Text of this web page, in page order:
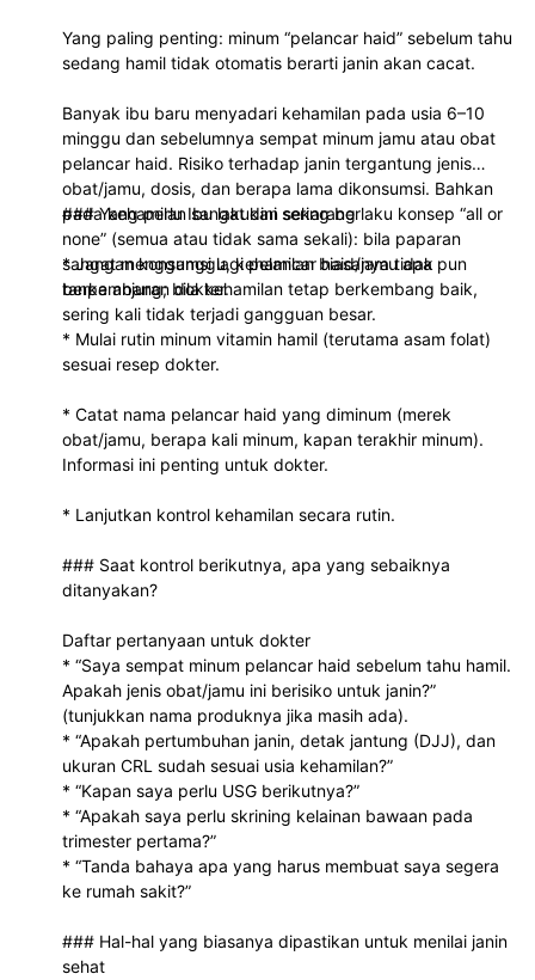
dapat membantu
haid. Namun perlu
untuk mengatasi
menstruasi termasuk obat
hormonal yang
harus sesuai petunjuk
1. Norethisterone
Norethisterone termasuk
satu obat yang sering
untuk membantu
gangguan menstruasi
Manfaat
Membantu mengatur
menstruasi.
Digunakan pada
Membantu mengatasi
yang tidak teratur.
Perkiraan Harga
merek dan dosis,
Obat ini tidak boleh
sembarangan dan
anjuran dokter.
2. Medroxyprogesterone
Obat ini mengandung
progesteron sintetis yang
gangguan menstruasi
atau tidak haid.
Yang paling penting: minum “pelancar haid” sebelum tahu
sedang hamil tidak otomatis berarti janin akan cacat.
Banyak ibu baru menyadari kehamilan pada usia 6–10
minggu dan sebelumnya sempat minum jamu atau obat
pelancar haid. Risiko terhadap janin tergantung jenis
obat/jamu, dosis, dan berapa lama dikonsumsi. Bahkan
pada kehamilan sangat dini sering berlaku konsep “all or
none” (semua atau tidak sama sekali): bila paparan
sangat mengganggu, kehamilan biasanya tidak
berkembang; bila kehamilan tetap berkembang baik,
sering kali tidak terjadi gangguan besar.
### Yang perlu Ibu lakukan sekarang
* Jangan konsumsi lagi pelancar haid/jamu apa pun
tanpa anjuran dokter.
* Mulai rutin minum vitamin hamil (terutama asam folat)
sesuai resep dokter.
* Catat nama pelancar haid yang diminum (merek
obat/jamu, berapa kali minum, kapan terakhir minum).
Informasi ini penting untuk dokter.
* Lanjutkan kontrol kehamilan secara rutin.
### Saat kontrol berikutnya, apa yang sebaiknya
ditanyakan?
Daftar pertanyaan untuk dokter
* “Saya sempat minum pelancar haid sebelum tahu hamil.
Apakah jenis obat/jamu ini berisiko untuk janin?”
(tunjukkan nama produknya jika masih ada).
* “Apakah pertumbuhan janin, detak jantung (DJJ), dan
ukuran CRL sudah sesuai usia kehamilan?”
* “Kapan saya perlu USG berikutnya?”
* “Apakah saya perlu skrining kelainan bawaan pada
trimester pertama?”
* “Tanda bahaya apa yang harus membuat saya segera
ke rumah sakit?”
### Hal-hal yang biasanya dipastikan untuk menilai janin
sehat